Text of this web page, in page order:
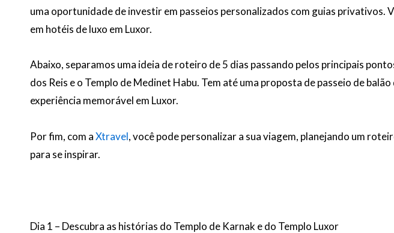
uma oportunidade de investir em passeios personalizados com guias
em hotéis de luxo em Luxor.
Abaixo, separamos uma ideia de roteiro de 5 dias passando pelos principais
dos Reis e o Templo de Medinet Habu. Tem até uma proposta de passeio de
experiência memorável em Luxor.
Por fim, com aXtravel, você pode personalizar a sua viagem, planejando um
para se inspirar.
Dia 1 – Descubra as histórias do Templo de Karnak e do Templo Luxor